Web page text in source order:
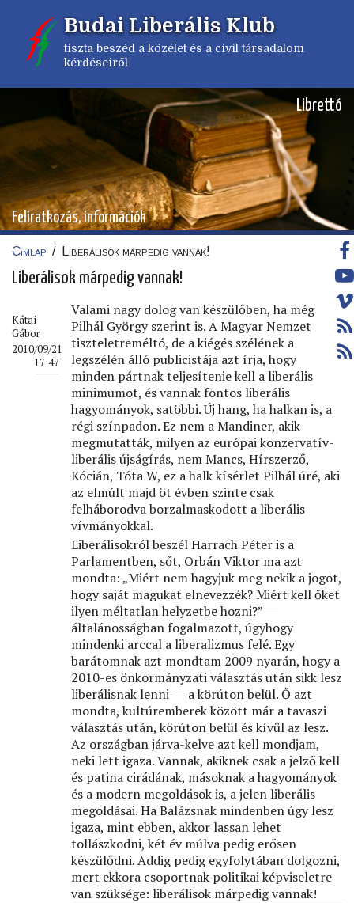
tartalomra
Budai Liberális Klub
tiszta beszéd a közélet és a civil társadalom
kérdéseiről
Librettó
Feliratkozás, információk
Címlap / Liberálisok márpedig vannak!
Liberálisok márpedig vannak!
Kátai
Gábor
2010/09/21
17:47
Valami nagy dolog van készülőben, ha még
Pilhál György szerint is. A Magyar Nemzet
tiszteletreméltó, de a kiégés szélének a
legszélén álló publicistája azt írja, hogy
minden pártnak teljesítenie kell a liberális
minimumot, és vannak fontos liberális
hagyományok, satöbbi. Új hang, ha halkan is, a
régi színpadon. Ez nem a Mandiner, akik
megmutatták, milyen az európai konzervatív-
liberális újságírás, nem Mancs, Hírszerző,
Kócián, Tóta W, ez a halk kísérlet Pilhál úré, aki
az elmúlt majd öt évben szinte csak
felháborodva borzalmaskodott a liberális
vívmányokkal.
Liberálisokról beszél Harrach Péter is a
Parlamentben, sőt, Orbán Viktor ma azt
mondta: „Miért nem hagyjuk meg nekik a jogot,
hogy saját magukat elnevezzék? Miért kell őket
ilyen méltatlan helyzetbe hozni?” ―
általánosságban fogalmazott, úgyhogy
mindenki arccal a liberalizmus felé. Egy
barátomnak azt mondtam 2009 nyarán, hogy a
2010-es önkormányzati választás után sikk lesz
liberálisnak lenni ― a körúton belül. Ő azt
mondta, kultúremberek között már a tavaszi
választás után, körúton belül és kívül az lesz.
Az országban járva-kelve azt kell mondjam,
neki lett igaza. Vannak, akiknek csak a jelző kell
és patina cirádának, másoknak a hagyományok
és a modern megoldások is, a jelen liberális
megoldásai. Ha Balázsnak mindenben úgy lesz
igaza, mint ebben, akkor lassan lehet
tollászkodni, két év múlva pedig erősen
készülődni. Addig pedig egyfolytában dolgozni,
mert ekkora csoportnak politikai képviseletre
van szüksége: liberálisok márpedig vannak!